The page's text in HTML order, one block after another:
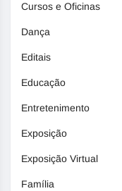
Cursos e Oficinas
Dança
Editais
Educação
Entretenimento
Exposição
Exposição Virtual
Família